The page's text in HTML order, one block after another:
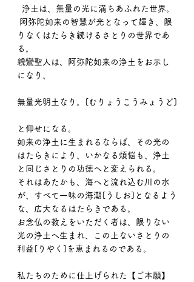
  浄土は、無量の光に満ちあふれた世界。
りなくはたらき続けるさとりの世界であ
る。
親鸞聖人は、阿弥陀如来の浄土をお示し
になり、
無量光明土なり。[むりょうこうみょうど]
と仰せになる。
如来の浄土に生まれるならば、その光の
はたらきにより、いかなる煩悩も、浄土
と同じさとりの功徳へと変えられる。
それはあたかも、海へと流れ込む川の水
が、すべて一味の海潮[うしお]となるよう
な、広大なるはたらきである。
お念仏の教えをいただく者は、限りない
光の浄土へ生まれ、この上ないさとりの
利益[りやく]を恵まれるのである。
私たちのために仕上げられた【ご本願】